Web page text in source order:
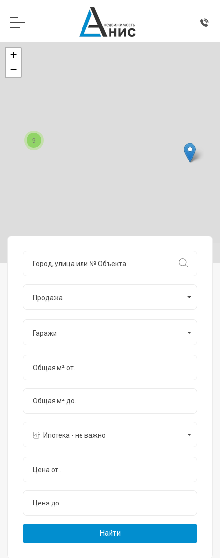
9
+
−
Продажа
Гаражи
Ипотека - не важно